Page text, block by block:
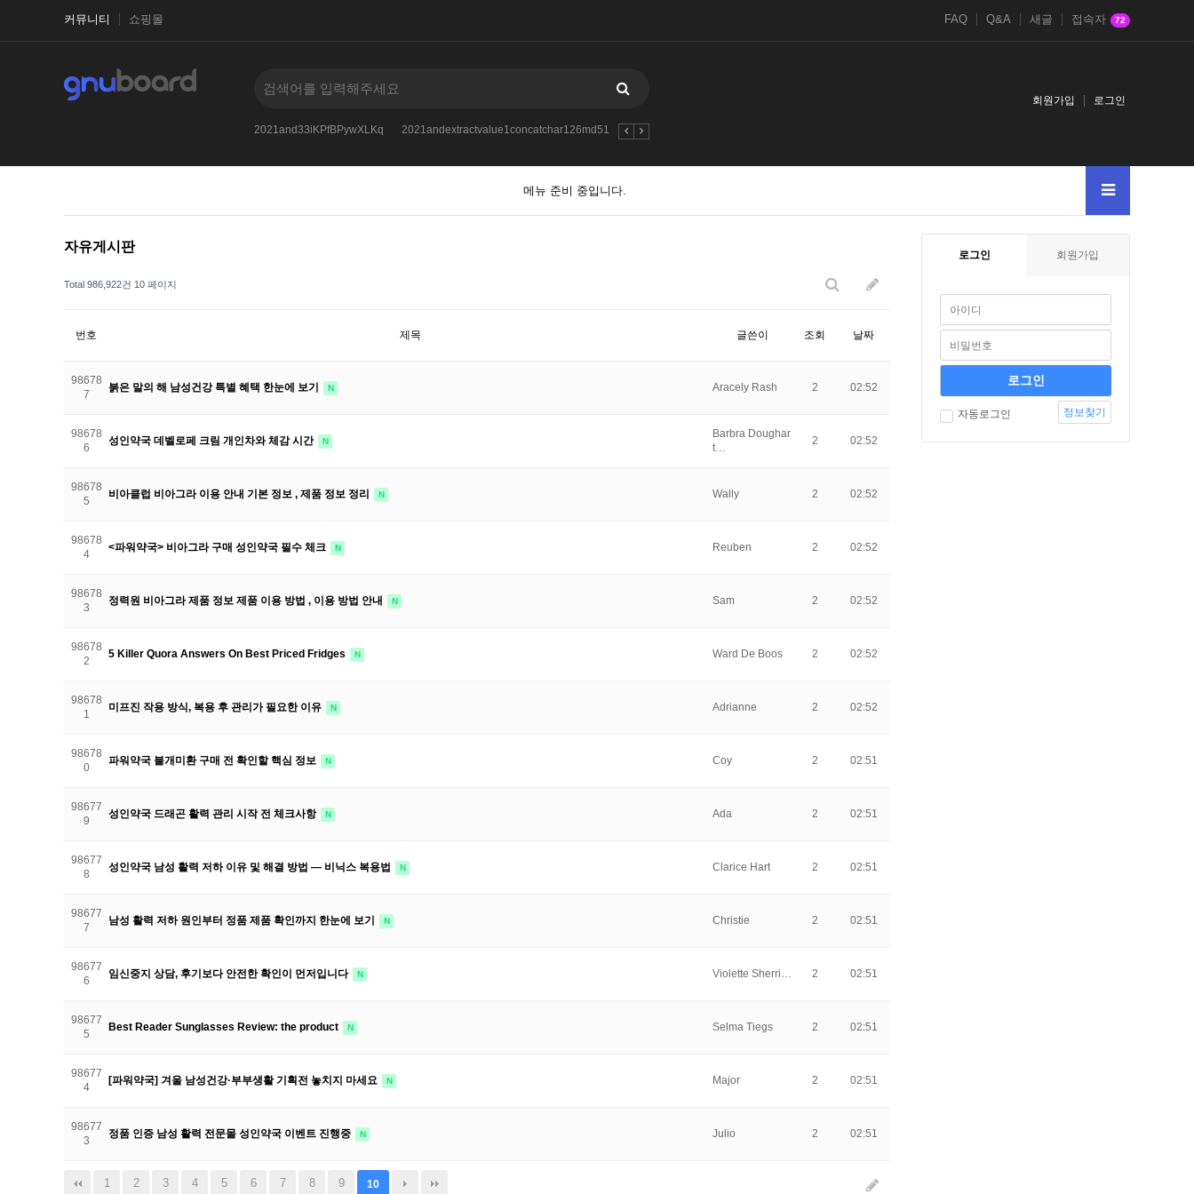
커뮤니티 쇼핑몰 FAQ Q&A 새글 접속자 72
2021and33iKPfBPywXLKq 2021andextractvalue1concatchar126md51040913624and
회원가입 로그인
메뉴 준비 중입니다.
자유게시판
Total 986,922건 10 페이지
번호 제목 글쓴이 조회 날짜
98678
7
붉은 말의 해 남성건강 특별 혜택 한눈에 보기 N Aracely Rash 2 02:52
98678
6
성인약국 데벨로페 크림 개인차와 체감 시간 N
Barbra Doughar
t…
2 02:52
98678
5
비아클럽 비아그라 이용 안내 기본 정보 , 제품 정보 정리 N Wally 2 02:52
98678
4
<파워약국> 비아그라 구매 성인약국 필수 체크 N Reuben 2 02:52
98678
3
정력원 비아그라 제품 정보 제품 이용 방법 , 이용 방법 안내 N Sam 2 02:52
98678
2
5 Killer Quora Answers On Best Priced Fridges N Ward De Boos 2 02:52
98678
1
미프진 작용 방식, 복용 후 관리가 필요한 이유 N Adrianne 2 02:52
98678
0
파워약국 불개미환 구매 전 확인할 핵심 정보 N Coy 2 02:51
98677
9
성인약국 드래곤 활력 관리 시작 전 체크사항 N Ada 2 02:51
98677
8
성인약국 남성 활력 저하 이유 및 해결 방법 — 비닉스 복용법 N Clarice Hart 2 02:51
98677
7
남성 활력 저하 원인부터 정품 제품 확인까지 한눈에 보기 N Christie 2 02:51
98677
6
임신중지 상담, 후기보다 안전한 확인이 먼저입니다 N Violette Sherri… 2 02:51
98677
5
Best Reader Sunglasses Review: the product N Selma Tiegs 2 02:51
98677
4
[파워약국] 겨울 남성건강·부부생활 기획전 놓치지 마세요 N Major 2 02:51
98677
3
정품 인증 남성 활력 전문몰 성인약국 이벤트 진행중 N Julio 2 02:51
1 2 3 4 5 6 7 8 9 10
로그인 회원가입
자동로그인 정보찾기